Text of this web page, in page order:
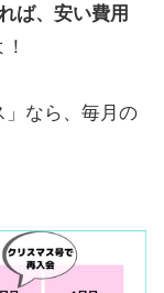
ば、安い費用
」なら、毎月の